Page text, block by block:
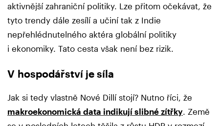
aktivnější zahraniční politiky. Lze přitom očekávat, že
tyto trendy dále zesílí a učiní tak z Indie
nepřehlédnutelného aktéra globální politiky
i ekonomiky. Tato cesta však není bez rizik.
V hospodářství je síla
Jak si tedy vlastně Nové Dillí stojí? Nutno říci, že
makroekonomická data indikují slibné zítřky . Země